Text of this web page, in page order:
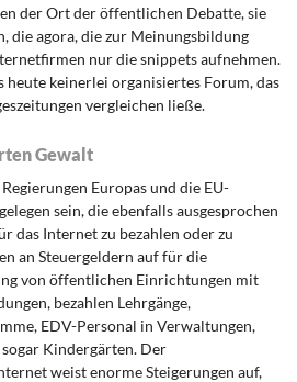
derOrt der öffentlichen Debatte, sie
dieagora, die zur Meinungsbildung
nur diesnippetsaufnehmen.
heute keinerlei organisiertes Forum, das
vergleichen ließe.
Gewalt
Europas und die EU-
sein, die ebenfalls ausgesprochen
das Internet zu bezahlen oder zu
an Steuergeldern auf für die
von öffentlichen Einrichtungen mit
bezahlen Lehrgänge,
EDV-Personal in Verwaltungen,
Kindergärten. Der
weist enorme Steigerungen auf,